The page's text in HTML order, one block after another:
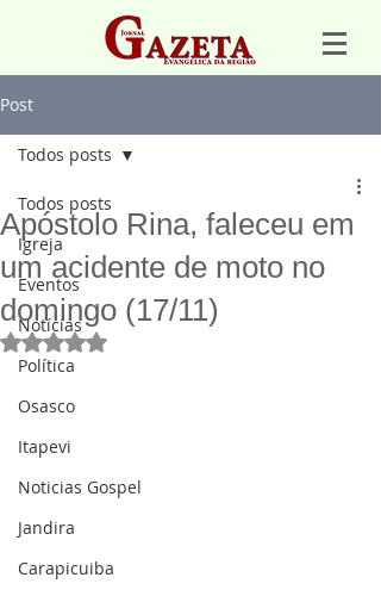
Post
Todos posts
Igreja
Eventos
Notícias
Política
Osasco
Itapevi
Noticias Gospel
Jandira
Carapicuiba
Todos posts
Apóstolo Rina, faleceu em
um acidente de moto no
domingo (17/11)
Avaliado com NaN de 5 estrelas.